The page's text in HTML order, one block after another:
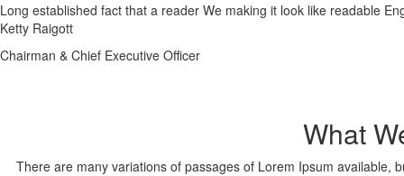
Long established fact that a reader We making it look like readable
Ketty Raigott
Chairman & Chief Executive Officer
What
There are many variations of passages of Lorem Ipsum available,